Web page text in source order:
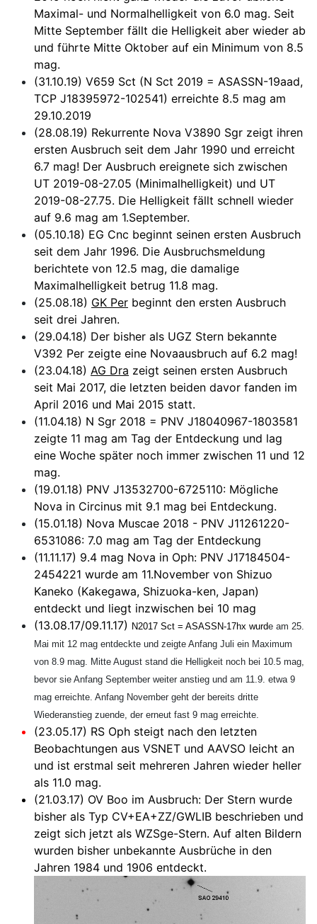
Maximal- und Normalhelligkeit von 6.0 mag. Seit
Mitte September fällt die Helligkeit aber wieder ab
und führte Mitte Oktober auf ein Minimum von 8.5
mag.
(31.10.19) V659 Sct (N Sct 2019 = ASASSN-19aad,
TCP J18395972-102541) erreichte 8.5 mag am
29.10.2019
(28.08.19) Rekurrente Nova V3890 Sgr zeigt ihren
ersten Ausbruch seit dem Jahr 1990 und erreicht
6.7 mag! Der Ausbruch ereignete sich zwischen
UT 2019-08-27.05 (Minimalhelligkeit) und UT
2019-08-27.75. Die Helligkeit fällt schnell wieder
auf 9.6 mag am 1.September.
(05.10.18) EG Cnc beginnt seinen ersten Ausbruch
seit dem Jahr 1996. Die Ausbruchsmeldung
berichtete von 12.5 mag, die damalige
Maximalhelligkeit betrug 11.8 mag.
(25.08.18) GK Per beginnt den ersten Ausbruch
seit drei Jahren.
(29.04.18) Der bisher als UGZ Stern bekannte
V392 Per zeigte eine Novaausbruch auf 6.2 mag!
(23.04.18) AG Dra zeigt seinen ersten Ausbruch
seit Mai 2017, die letzten beiden davor fanden im
April 2016 und Mai 2015 statt.
(11.04.18) N Sgr 2018 = PNV J18040967-1803581
zeigte 11 mag am Tag der Entdeckung und lag
eine Woche später noch immer zwischen 11 und 12
mag.
(19.01.18) PNV J13532700-6725110: Mögliche
Nova in Circinus mit 9.1 mag bei Entdeckung.
(15.01.18) Nova Muscae 2018 - PNV J11261220-
6531086: 7.0 mag am Tag der Entdeckung
(11.11.17) 9.4 mag Nova in Oph: PNV J17184504-
2454221 wurde am 11.November von Shizuo
Kaneko (Kakegawa, Shizuoka-ken, Japan)
entdeckt und liegt inzwischen bei 10 mag
(13.08.17/09.11.17) N2017 Sct = ASASSN-17hx wurde am 25.
Mai mit 12 mag entdeckte und zeigte Anfang Juli ein Maximum
von 8.9 mag. Mitte August stand die Helligkeit noch bei 10.5 mag,
bevor sie Anfang September weiter anstieg und am 11.9. etwa 9
mag erreichte. Anfang November geht der bereits dritte
Wiederanstieg zuende, der erneut fast 9 mag erreichte.
(23.05.17) RS Oph steigt nach den letzten
Beobachtungen aus VSNET und AAVSO leicht an
und ist erstmal seit mehreren Jahren wieder heller
als 11.0 mag.
(21.03.17) OV Boo im Ausbruch: Der Stern wurde
bisher als Typ CV+EA+ZZ/GWLIB beschrieben und
zeigt sich jetzt als WZSge-Stern. Auf alten Bildern
wurden bisher unbekannte Ausbrüche in den
Jahren 1984 und 1906 entdeckt.